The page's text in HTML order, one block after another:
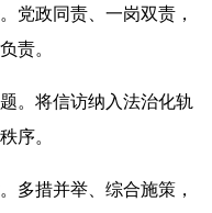
政同责、一岗双责，
责。
将信访纳入法治化轨
序。
措并举、综合施策，